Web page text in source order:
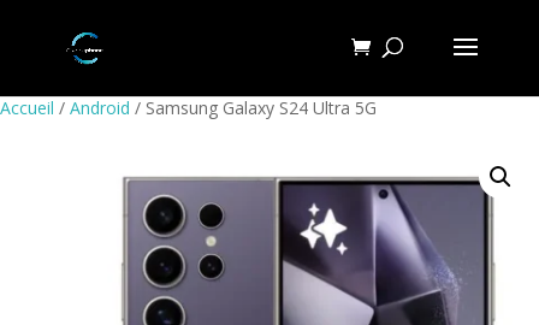
Accueil / Android / Samsung Galaxy S24 Ultra 5G